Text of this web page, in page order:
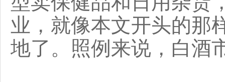
业，就像本文开头的那
地了。照例来说，白酒